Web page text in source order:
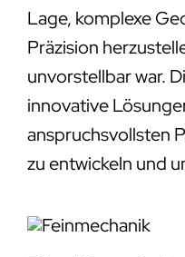
Lage, komplexe
Präzision
unvorstellbar war.
innovative
anspruchsvollsten
zu entwickeln und